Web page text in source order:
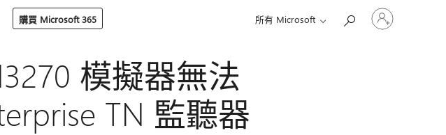
購買 Microsoft 365 所有 Microsoft
登
入
模擬器無法
TN 監聽器